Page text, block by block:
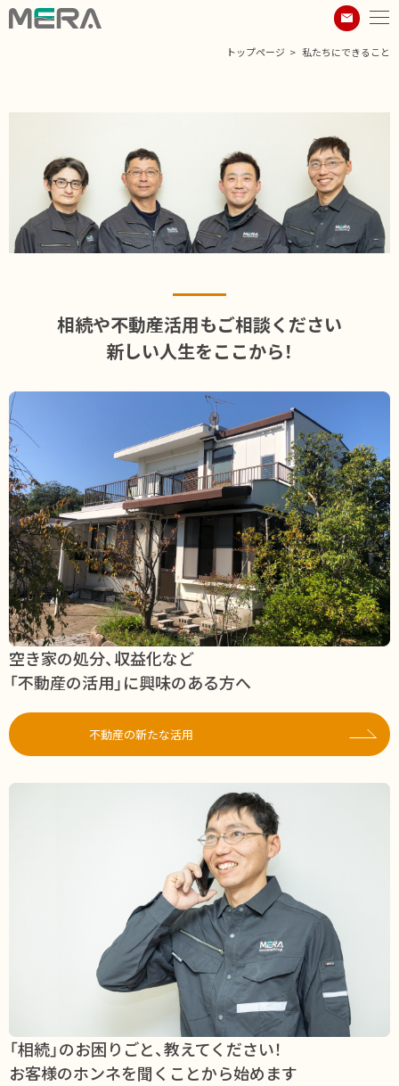
トップページ 私たちにできること
相続や不動産活用もご相談ください
新しい人生をここから！
空き家の処分、収益化など
「不動産の活用」に興味のある方へ
不動産の新たな活用
「相続」のお困りごと、教えてください！
お客様のホンネを聞くことから始めます